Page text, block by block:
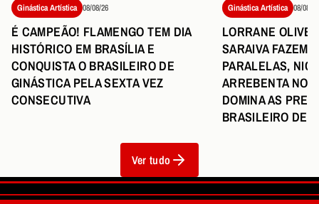
Ginástica Artística 08/08/26
É CAMPEÃO! FLAMENGO TEM DIA
HISTÓRICO EM BRASÍLIA E
CONQUISTA O BRASILEIRO DE
GINÁSTICA PELA SEXTA VEZ
CONSECUTIVA
Ginástica Artística 08/08/26
LORRANE
SARAIVA FAZEM
PARALELAS,
ARREBENTA NO
DOMINA AS
BRASILEIRO DE
Ver tudo